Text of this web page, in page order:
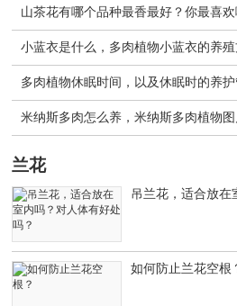
山茶花有哪个品种最香最好？你最喜
小蓝衣是什么，多肉植物小蓝衣的养
多肉植物休眠时间，以及休眠时的养
米纳斯多肉怎么养，米纳斯多肉植物
兰花
吊兰花，适合放在
如何防止兰花空根